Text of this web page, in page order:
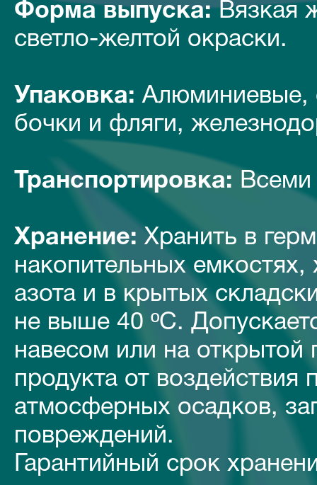
Форма выпуска:Вязкая
светло-желтой окраски.
Упаковка: Алюминиевые,
бочки и фляги,
Транспортировка: Всеми
Хранение: Хранить в
накопительных
азота и в крытых
не выше 40 ºС.
навесом или на
продукта от
атмосферных осадков,
повреждений.
Гарантийный срок